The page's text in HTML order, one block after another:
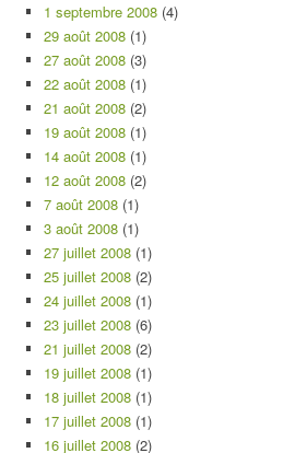
1 septembre 2008 (4)
29 août 2008 (1)
27 août 2008 (3)
22 août 2008 (1)
21 août 2008 (2)
19 août 2008 (1)
14 août 2008 (1)
12 août 2008 (2)
7 août 2008 (1)
3 août 2008 (1)
27 juillet 2008 (1)
25 juillet 2008 (2)
24 juillet 2008 (1)
23 juillet 2008 (6)
21 juillet 2008 (2)
19 juillet 2008 (1)
18 juillet 2008 (1)
17 juillet 2008 (1)
16 juillet 2008 (2)